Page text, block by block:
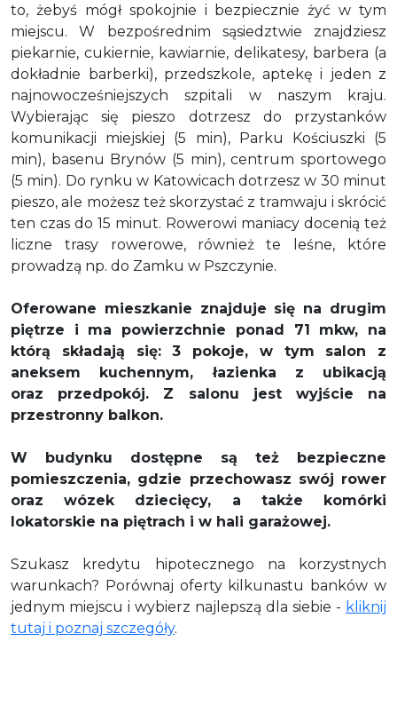
to, żebyś mógł spokojnie i bezpiecznie żyć w tym
miejscu. W bezpośrednim sąsiedztwie znajdziesz
piekarnie, cukiernie, kawiarnie, delikatesy, barbera (a
dokładnie barberki), przedszkole, aptekę i jeden z
najnowocześniejszych szpitali w naszym kraju.
Wybierając się pieszo dotrzesz do przystanków
komunikacji miejskiej (5 min), Parku Kościuszki (5
min), basenu Brynów (5 min), centrum sportowego
(5 min). Do rynku w Katowicach dotrzesz w 30 minut
pieszo, ale możesz też skorzystać z tramwaju i skrócić
ten czas do 15 minut. Rowerowi maniacy docenią też
liczne trasy rowerowe, również te leśne, które
prowadzą np. do Zamku w Pszczynie.
Oferowane mieszkanie znajduje się na drugim
piętrze i ma powierzchnie ponad 71 mkw, na
którą składają się: 3 pokoje, w tym salon z
aneksem kuchennym, łazienka z ubikacją
oraz przedpokój. Z salonu jest wyjście na
przestronny balkon.
W budynku dostępne są też bezpieczne
pomieszczenia, gdzie przechowasz swój rower
oraz wózek dziecięcy, a także komórki
lokatorskie na piętrach i w hali garażowej.
Szukasz kredytu hipotecznego na korzystnych
warunkach? Porównaj oferty kilkunastu banków w
jednym miejscu i wybierz najlepszą dla siebie - kliknij
tutaj i poznaj szczegóły.